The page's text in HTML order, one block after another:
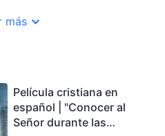
más
Película cristiana en
español | "Conocer al
Señor durante las